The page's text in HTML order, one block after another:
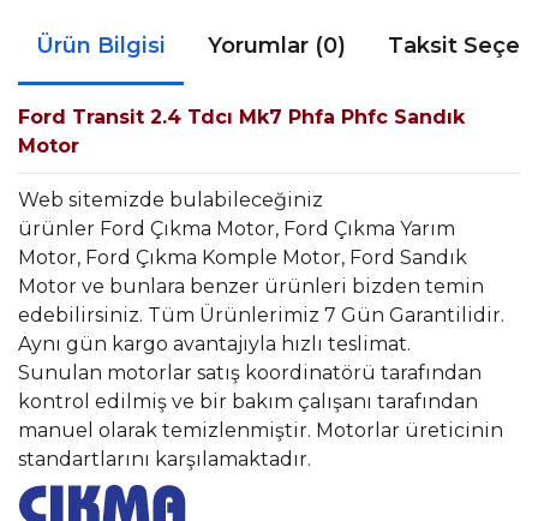
Ürün Bilgisi Yorumlar (0) Taksit
Ford Transit 2.4 Tdcı Mk7 Phfa Phfc Sandık
Motor
Web sitemizde bulabileceğiniz
ürünler Ford Çıkma Motor, Ford Çıkma Yarım
Motor, Ford Çıkma Komple Motor, Ford Sandık
Motor ve bunlara benzer ürünleri bizden temin
edebilirsiniz. Tüm Ürünlerimiz 7 Gün Garantilidir.
Aynı gün kargo avantajıyla hızlı teslimat.
Sunulan motorlar satış koordinatörü tarafından
kontrol edilmiş ve bir bakım çalışanı tarafından
manuel olarak temizlenmiştir. Motorlar üreticinin
standartlarını karşılamaktadır.